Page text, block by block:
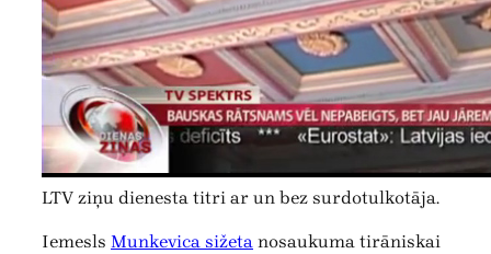
LTV ziņu dienesta titri ar un bez surdotulkotāja.
Iemesls Munkevica sižeta nosaukuma tirāniskai